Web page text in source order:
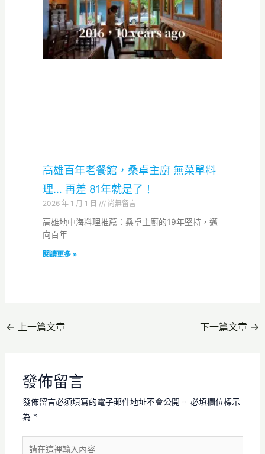
高雄百年老餐館，桑卓主廚 無菜單料
理… 再差 81年就是了！
2026 年 1 月 1 日 尚無留言
高雄地中海料理推薦：桑卓主廚的19年堅持，邁
向百年
閱讀更多 »
← 上一篇文章 下一篇文章 →
發佈留言
發佈留言必須填寫的電子郵件地址不會公開。 必填欄位標示
為 *